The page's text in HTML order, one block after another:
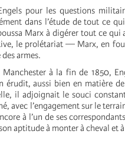
pour les questions
dans l’étude de tout ce
Marx à digérer tout ce
le prolétariat — Marx, en
armes.
à la fin de 1850,
aussi bien en matière
il adjoignait le souci
avec l’engagement sur le
à l’un de ses
aptitude à monter à cheval et